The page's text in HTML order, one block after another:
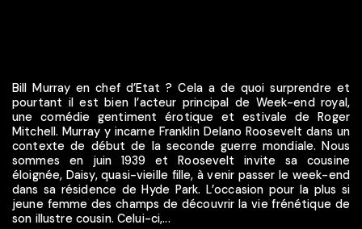
Bill Murray en chef d’Etat ? Cela a de quoi surprendre et
pourtant il est bien l’acteur principal de Week-end royal,
une comédie gentiment érotique et estivale de Roger
Mitchell. Murray y incarne Franklin Delano Roosevelt dans un
contexte de début de la seconde guerre mondiale. Nous
sommes en juin 1939 et Roosevelt invite sa cousine
éloignée, Daisy, quasi-vieille fille, à venir passer le week-end
dans sa résidence de Hyde Park. L’occasion pour la plus si
jeune femme des champs de découvrir la vie frénétique de
son illustre cousin. Celui-ci,...